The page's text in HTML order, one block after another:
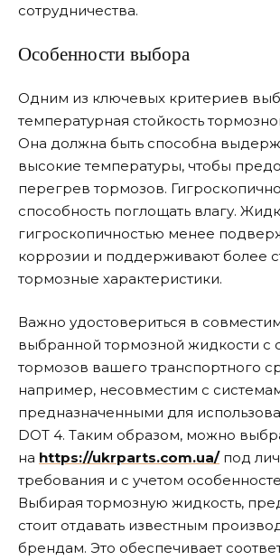
сотрудничества.
Особенности выбора
Одним из ключевых критериев
температурная стойкость
Она должна быть способна
высокие температуры, чтобы
перегрев тормозов.
способность поглощать влагу.
гигроскопичностью менее
коррозии и поддерживают более
тормозные характеристики.
Важно удостовериться в
выбранной тормозной жидкости с
тормозов вашего транспортного
например, несовместим с
предназначенными для
DOT 4. Таким образом, можно
на https://ukrparts.com.ua/под
требования и с учетом
Выбирая тормозную жидкость,
стоит отдавать известным
брендам. Это обеспечивает